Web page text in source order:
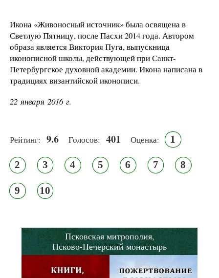
Икона «Живоносный источник» была освящена в
Светлую Пятницу, после Пасхи 2014 года. Автором
образа является Виктория Пуга, выпускница
иконописной школы, действующей при Санкт-
Петербургское духовной академии. Икона написана в
традициях византийской иконописи.
22 января 2016 г.
Рейтинг: 9.6 Голосов: 401 Оценка: 1
2 3 4 5 6 7 8
9 10
Псковская митрополия,
Псково-Печерский монастырь